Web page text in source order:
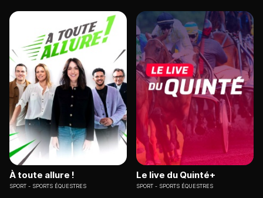
À toute allure !
SPORT SPORTS ÉQUESTRES
Le live du Quinté+
SPORT SPORTS ÉQUESTRES